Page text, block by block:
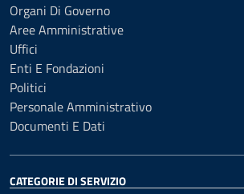
Organi Di Governo
Aree Amministrative
Uffici
Enti E Fondazioni
Politici
Personale Amministrativo
Documenti E Dati
CATEGORIE DI SERVIZIO